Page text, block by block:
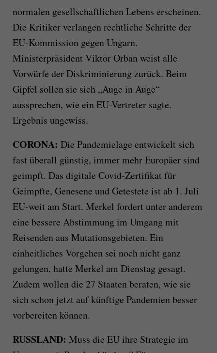
normalen gesellschaftlichen Lebens erscheinen.
Die Kritiker verlangen rechtliche Schritte der
EU-Kommission gegen Ungarn.
Ministerpräsident Viktor Orban weist alle
Vorwürfe der Diskriminierung zurück. Beim
Gipfel sollen sie sich „Auge in Auge“
aussprechen, wie ein EU-Vertreter sagte.
Ergebnis ungewiss.
CORONA: Die Pandemielage entwickelt sich
fast überall günstig, immer mehr Europäer sind
geimpft. Das digitale Covid-Zertifikat für
Geimpfte, Genesene und Getestete ist ab 1. Juli
EU-weit am Start. Merkel fordert unter anderem
eine bessere Abstimmung im Umgang mit
Reisenden aus Mutationsgebieten. Ein
einheitliches Vorgehen sei noch nicht ganz
gelungen, hatte Merkel am Dienstag gesagt.
Zudem wollen die 27 Staaten beraten, wie sie
sich schon jetzt auf künftige Pandemien besser
vorbereiten können.
RUSSLAND: Muss die EU ihre Strategie im